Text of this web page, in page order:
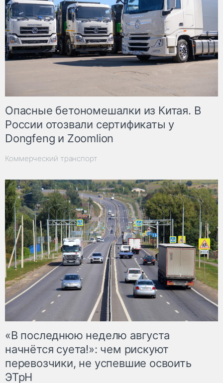
Опасные бетономешалки из Китая. В
России отозвали сертификаты у
Dongfeng и Zoomlion
Коммерческий транспорт
«В последнюю неделю августа
начнётся суета!»: чем рискуют
перевозчики, не успевшие освоить
ЭТрН